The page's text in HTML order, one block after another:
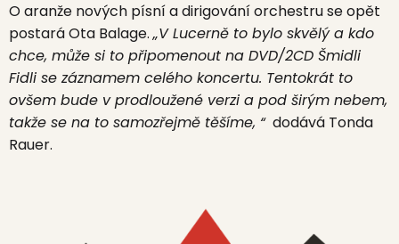
O aranže nových písní a dirigování orchestru se opět
postará Ota Balage.„V Lucerně to bylo skvělý a kdo
chce, může si to připomenout na DVD/2CD Šmidli
Fidli se záznamem celého koncertu. Tentokrát to
ovšem bude v prodloužené verzi a pod širým nebem,
takže se na to samozřejmě těšíme, “dodává Tonda
Rauer.